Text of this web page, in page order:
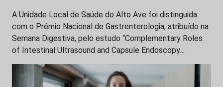
A Unidade Local de Saúde do Alto Ave foi distinguida
com o Prémio Nacional de Gastrenterologia, atribuído na
Semana Digestiva, pelo estudo “Complementary Roles
of Intestinal Ultrasound and Capsule Endoscopy…